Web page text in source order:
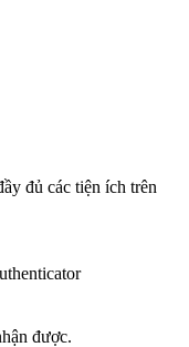
đủ các tiện ích trên
được.